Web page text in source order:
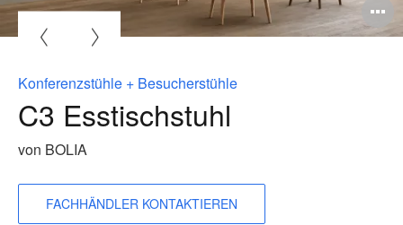
Konferenzstühle + Besucherstühle
C3 Esstischstuhl
von BOLIA
FACHHÄNDLER KONTAKTIEREN